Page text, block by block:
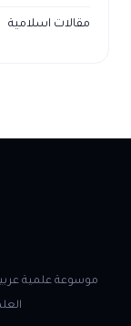
مقالات اسلامية
موسوعة علمية